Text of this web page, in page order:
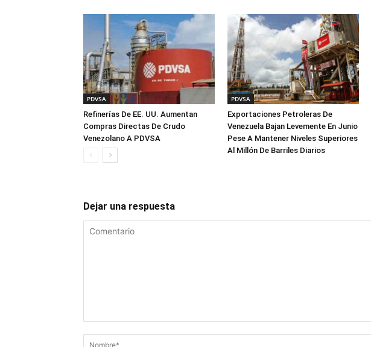
PDVSA
Refinerías De EE. UU. Aumentan
Compras Directas De Crudo
Venezolano A PDVSA
PDVSA
Exportaciones Petroleras De
Venezuela Bajan Levemente En Junio
Pese A Mantener Niveles Superiores
Al Millón De Barriles Diarios
Dejar una respuesta